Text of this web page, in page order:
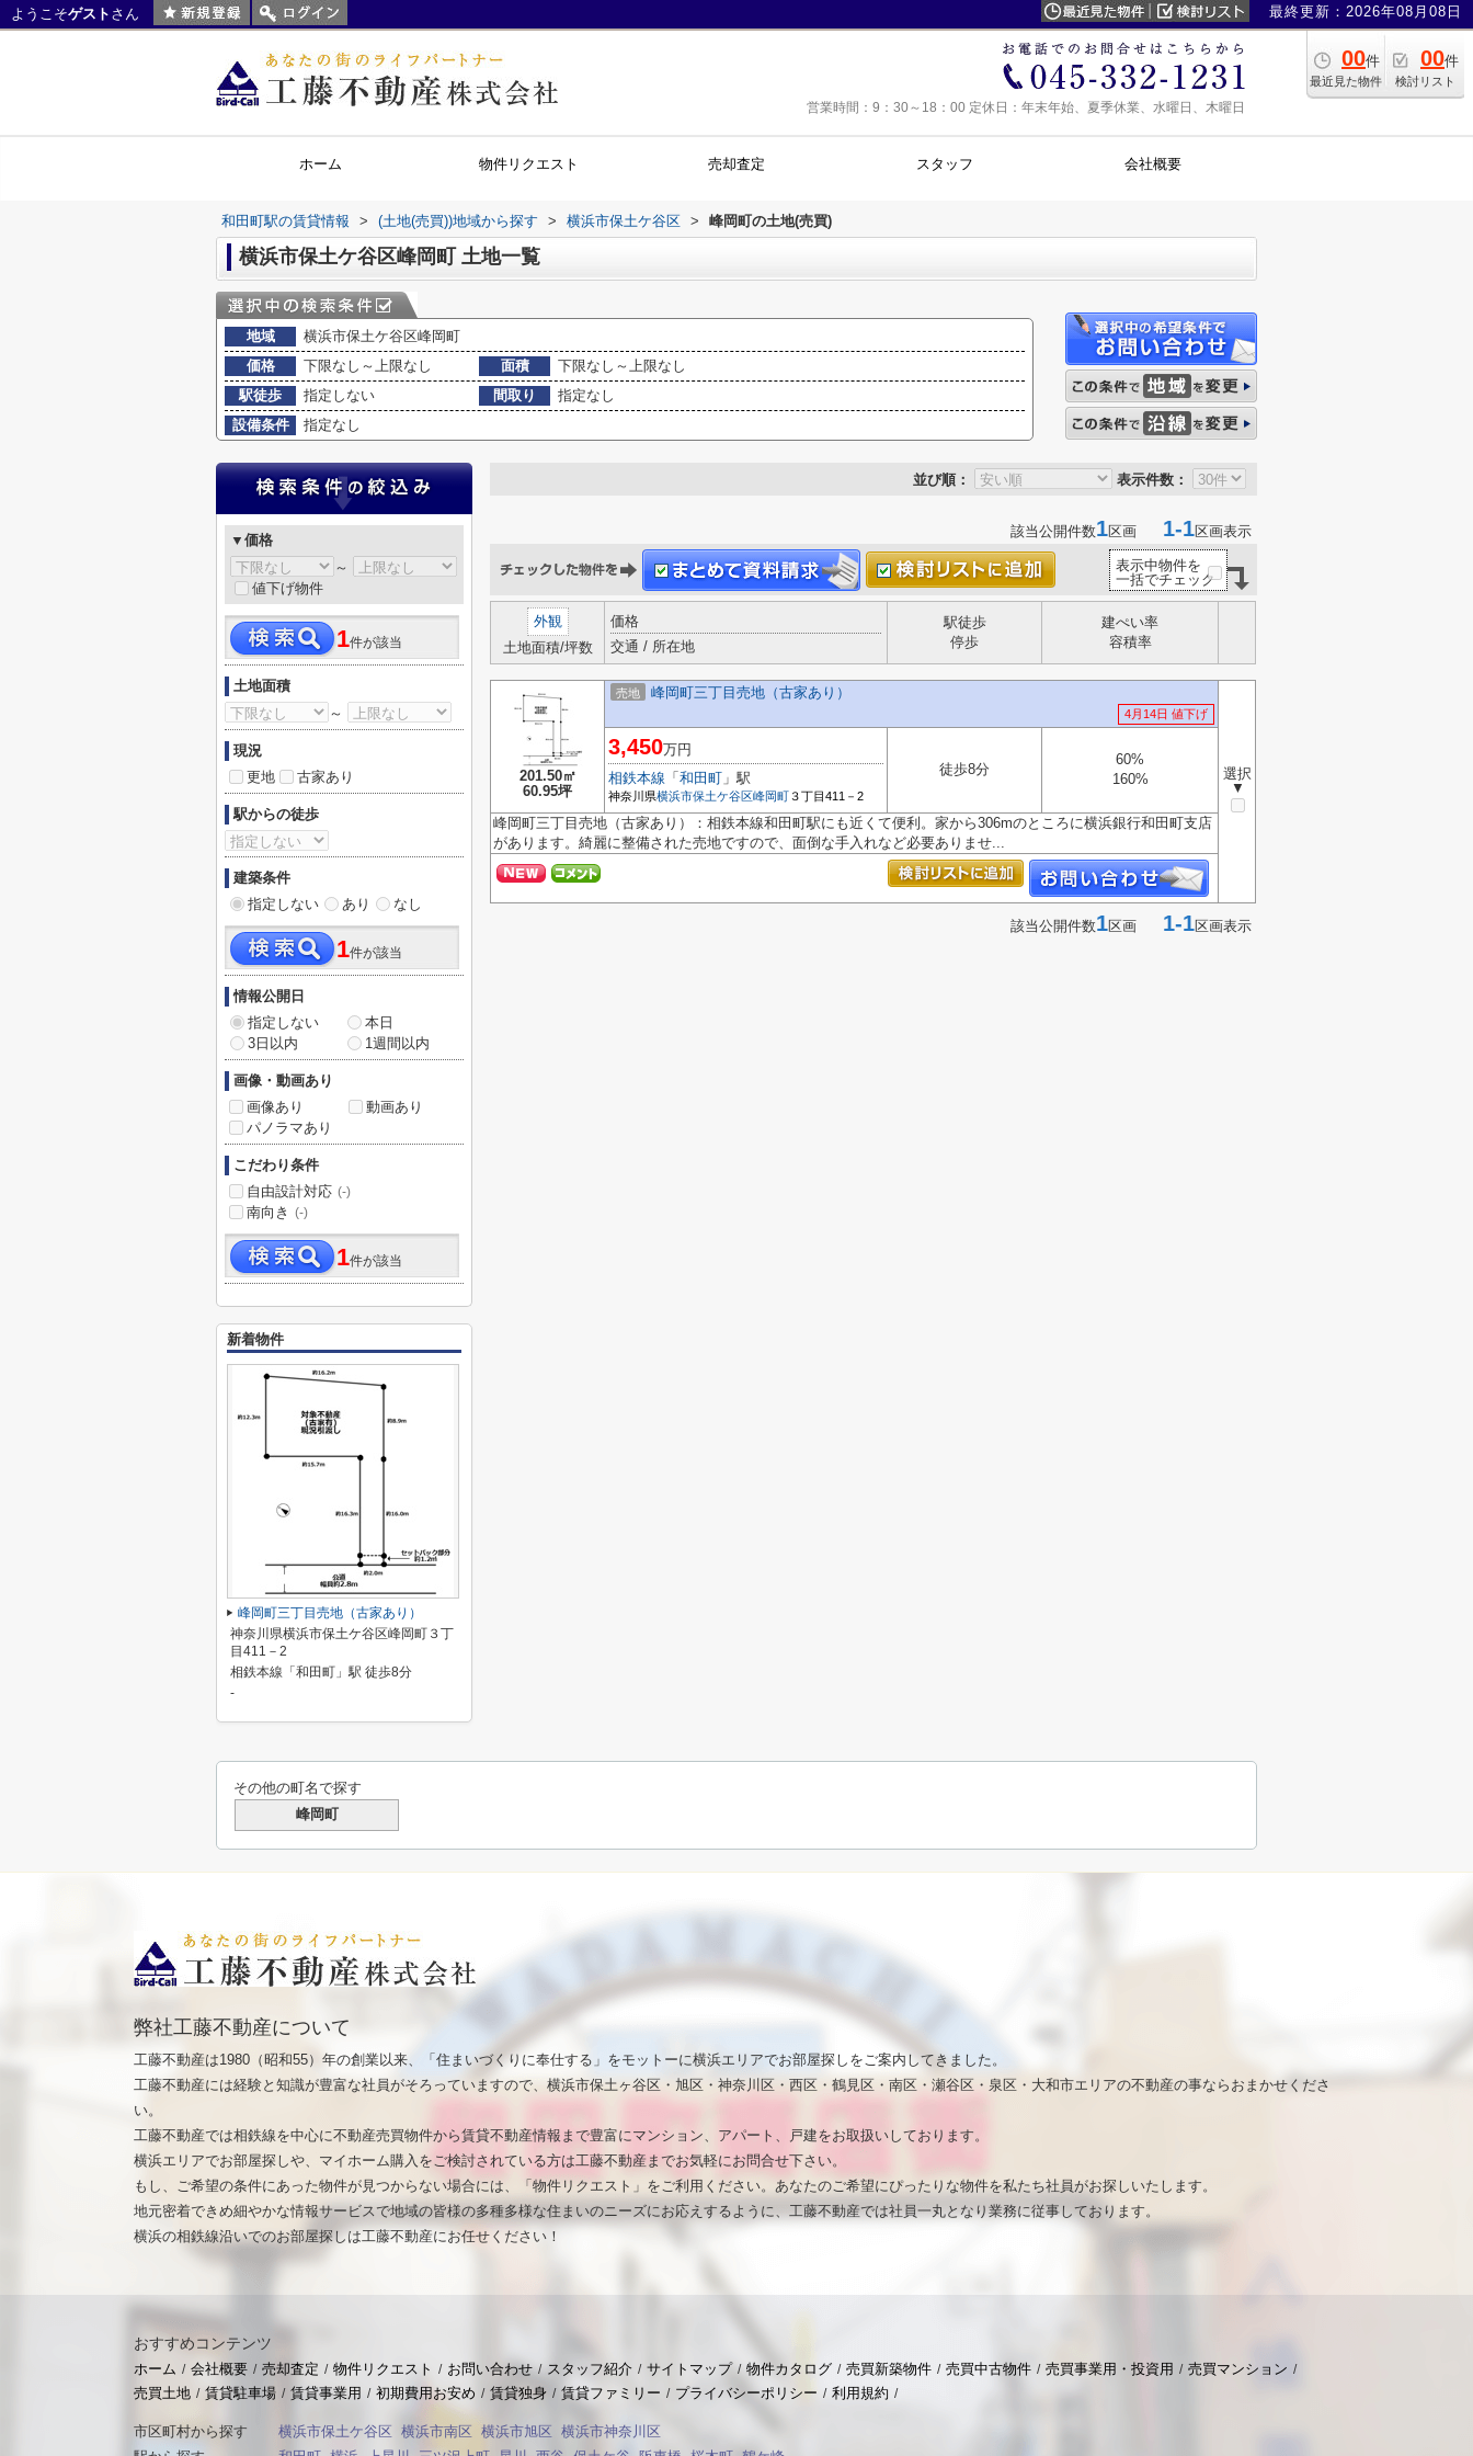
ようこそゲスト さん 最終更新：2026年08月08日
00件
最近見た物件
00件
検討リスト
営業時間：9：30～18：00 定休日：年末年始、夏季休業、水曜日、木曜日
ホーム 物件リクエスト 売却査定 スタッフ 会社概要
和田町駅の賃貸情報 > (土地(売買))地域から探す > 横浜市保土ケ谷区 > 峰岡町の土地(売買)
横浜市保土ケ谷区峰岡町 土地一覧
地域
横浜市保土ケ谷区峰岡町
価格
下限なし～上限なし 面積
下限なし～上限なし
駅徒歩
指定しない 間取り
指定なし
設備条件
指定なし
並び順： 表示件数：
該当公開件数1区画 1-1区画表示
表示中物件を
一括でチェック
外観
土地面積/坪数
価格
交通 / 所在地
駅徒歩
停歩
建ぺい率
容積率
201.50㎡
60.95坪
売地 峰岡町三丁目売地（古家あり）
4月14日 値下げ
選択
▼
3,450万円
相鉄本線 「 和田町 」駅
神奈川県横浜市保土ケ谷区峰岡町３丁目411－2
徒歩8分
60%
160%
峰岡町三丁目売地（古家あり）：相鉄本線和田町駅にも近くて便利。家から306mのところに横浜銀行和田町支店
があります。綺麗に整備された売地ですので、面倒な手入れなど必要ありませ...
該当公開件数1区画 1-1区画表示
▼価格
～
値下げ物件
1件が該当
土地面積
～
現況
更地
古家あり
駅からの徒歩
建築条件
指定しない
あり なし
1件が該当
情報公開日
指定しない
本日
3日以内
1週間以内
画像・動画あり
画像あり
動画あり
パノラマあり
こだわり条件
自由設計対応 (-)
南向き (-)
1件が該当
新着物件
峰岡町三丁目売地（古家あり）
神奈川県横浜市保土ケ谷区峰岡町３丁
目411－2
相鉄本線「和田町」駅 徒歩8分
-
その他の町名で探す
峰岡町
弊社工藤不動産について
工藤不動産は1980（昭和55）年の創業以来、「住まいづくりに奉仕する」をモットーに横浜エリアでお部屋探しをご案内してきました。
工藤不動産には経験と知識が豊富な社員がそろっていますので、横浜市保土ヶ谷区・旭区・神奈川区・西区・鶴見区・南区・瀬谷区・泉区・大和市エリアの不動産の事ならおまかせくださ
い。
工藤不動産では相鉄線を中心に不動産売買物件から賃貸不動産情報まで豊富にマンション、アパート、戸建をお取扱いしております。
横浜エリアでお部屋探しや、マイホーム購入をご検討されている方は工藤不動産までお気軽にお問合せ下さい。
もし、ご希望の条件にあった物件が見つからない場合には、「物件リクエスト」をご利用ください。あなたのご希望にぴったりな物件を私たち社員がお探しいたします。
地元密着できめ細やかな情報サービスで地域の皆様の多種多様な住まいのニーズにお応えするように、工藤不動産では社員一丸となり業務に従事しております。
横浜の相鉄線沿いでのお部屋探しは工藤不動産にお任せください！
おすすめコンテンツ
ホーム 会社概要 売却査定 物件リクエスト お問い合わせ スタッフ紹介 サイトマップ 物件カタログ 売買新築物件 売買中古物件 売買事業用・投資用
売買マンション
売買土地
賃貸駐車場 賃貸事業用 初期費用お安め 賃貸独身 賃貸ファミリー プライバシーポリシー 利用規約
市区町村から探す 横浜市保土ケ谷区 横浜市南区 横浜市旭区 横浜市神奈川区